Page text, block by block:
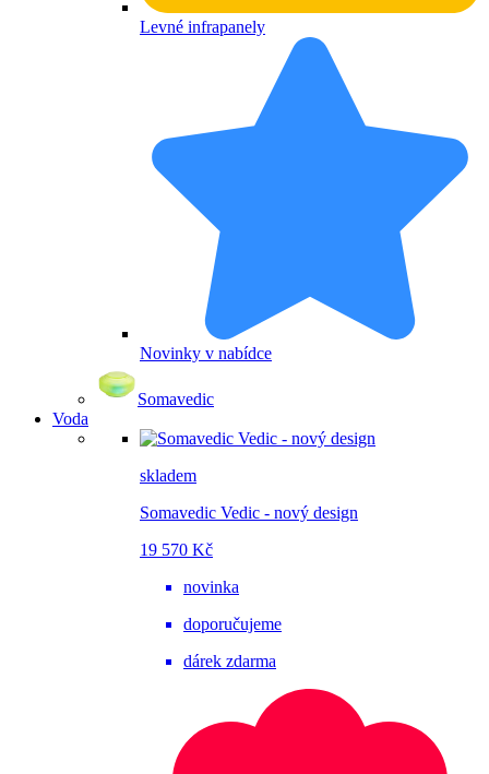
Levné infrapanely
Novinky v nabídce
Somavedic
Voda
skladem
Somavedic Vedic - nový design
19 570 Kč
novinka
doporučujeme
dárek zdarma